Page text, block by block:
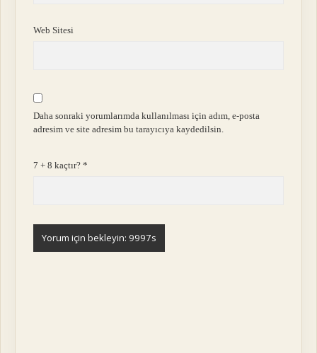
Web Sitesi
Daha sonraki yorumlarımda kullanılması için adım, e-posta
adresim ve site adresim bu tarayıcıya kaydedilsin.
7 + 8 kaçtır?*